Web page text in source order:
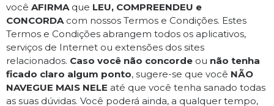
você AFIRMAque LEU, COMPREENDEU e
CONCORDAcom nossos Termos e Condições. Estes
Termos e Condições abrangem todos os aplicativos,
serviços de Internet ou extensões dos sites
relacionados. Caso você não concorde ou não tenha
ficado claro algum ponto, sugere-se que você NÃO
NAVEGUE MAIS NELE até que você tenha sanado todas
as suas dúvidas. Você poderá ainda, a qualquer tempo,